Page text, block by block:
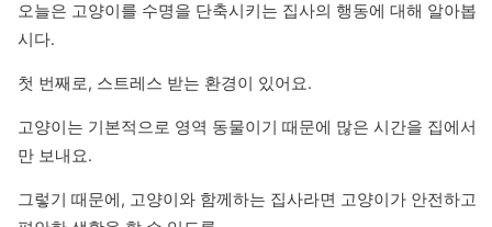
오늘은 고양이를 수명을 단축시키는 집사의 행동에 대해 알아봅
시다.
첫 번째로, 스트레스 받는 환경이 있어요.
고양이는 기본적으로 영역 동물이기 때문에 많은 시간을 집에서
만 보내요.
그렇기 때문에, 고양이와 함께하는 집사라면 고양이가 안전하고